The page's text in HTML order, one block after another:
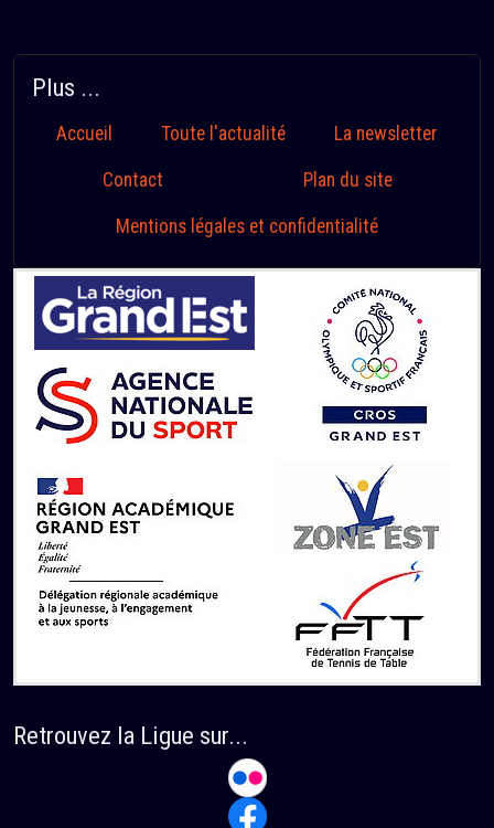
Plus ...
Accueil Toute l'actualité La newsletter
Contact Plan du site
Mentions légales et confidentialité
Retrouvez la Ligue sur...